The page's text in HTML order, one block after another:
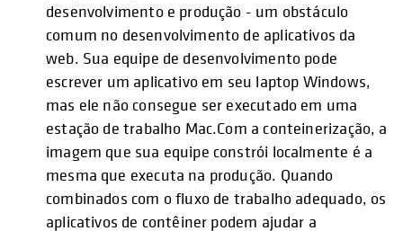
desenvolvimento e produção - um obstáculo
comum no desenvolvimento de aplicativos da
web. Sua equipe de desenvolvimento pode
escrever um aplicativo em seu laptop Windows,
mas ele não consegue ser executado em uma
estação de trabalho Mac.Com a conteinerização, a
imagem que sua equipe constrói localmente é a
mesma que executa na produção. Quando
combinados com o fluxo de trabalho adequado, os
aplicativos de contêiner podem ajudar a